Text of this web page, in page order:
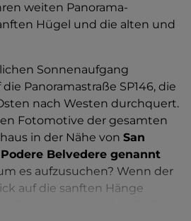
weiten Panorama-
Hügel und die alten und
Sonnenaufgang
Panoramastraße SP146, die
nach Westen durchquert.
Fotomotive der gesamten
in der Nähe von San
Podere Belvedere genannt
es aufzusuchen? Wenn der
auf die sanften Hänge